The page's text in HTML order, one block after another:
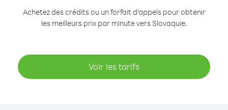
Achetez des crédits ou un forfait d’appels pour obtenir
les meilleurs prix par minute vers Slovaquie.
Voir les tarifs